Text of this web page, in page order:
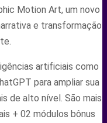
Motion Art, um novo
e transformação
artificiais como
para ampliar sua
de alto nível. São mais
+ 02 módulos bônus